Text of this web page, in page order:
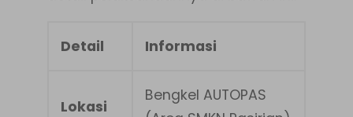
Detail Informasi
Lokasi
Bengkel AUTOPAS